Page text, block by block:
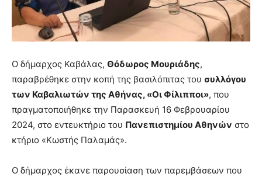
Ο δήμαρχος Καβάλας, Θόδωρος Μουριάδης,
παραβρέθηκε στην κοπή της βασιλόπιτας του συλλόγου
των Καβαλιωτών της Αθήνας, «Οι Φίλιπποι», που
πραγματοποιήθηκε την Παρασκευή 16 Φεβρουαρίου
2024, στο εντευκτήριο του Πανεπιστημίου Αθηνών στο
κτήριο «Κωστής Παλαμάς».
Ο δήμαρχος έκανε παρουσίαση των παρεμβάσεων που